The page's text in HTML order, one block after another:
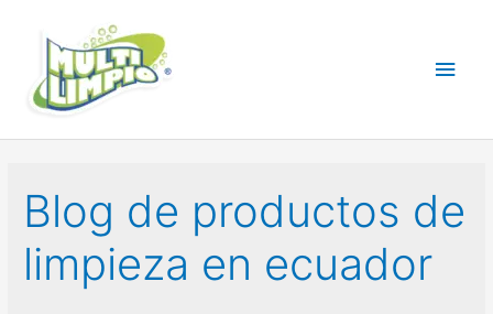
contenido
Blog de productos de
limpieza en ecuador